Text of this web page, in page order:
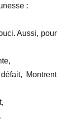
:
Aussi, pour
Montrent